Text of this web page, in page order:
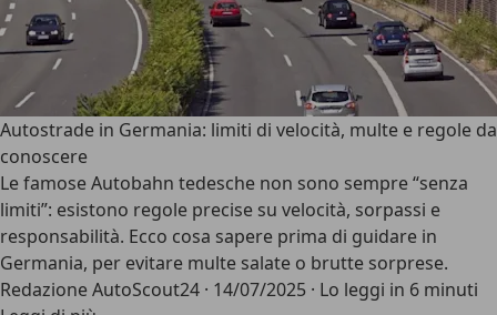
Autostrade in Germania: limiti di velocità, multe e regole da
conoscere
Le famose Autobahn tedesche non sono sempre “senza
limiti”: esistono regole precise su velocità, sorpassi e
responsabilità. Ecco cosa sapere prima di guidare in
Germania, per evitare multe salate o brutte sorprese.
Redazione AutoScout24 · 14/07/2025 · Lo leggi in 6 minuti